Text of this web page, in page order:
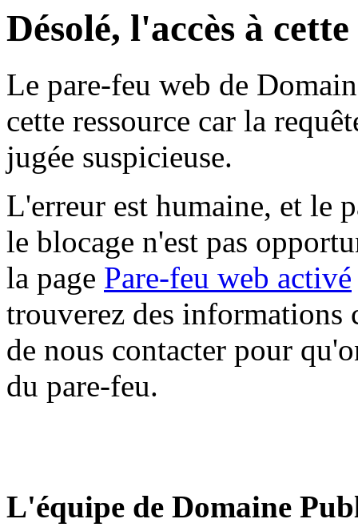
Désolé, l'accès à
Le pare-feu web de
cette ressource car la
jugée suspicieuse.
L'erreur est humaine, et le
le blocage n'est pas
la page Pare-feu web activé
trouverez des informations
de nous contacter pour
du pare-feu.
L'équipe de Domaine